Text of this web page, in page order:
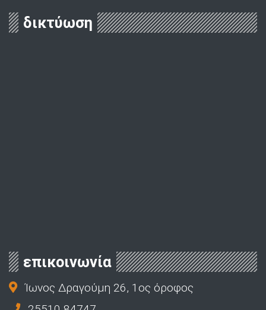
δικτύωση
επικοινωνία
Ίωνος Δραγούμη 26, 1ος όροφος